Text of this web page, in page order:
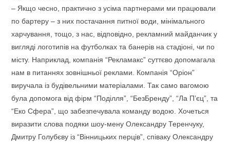
– Якщо чесно, практично з усіма партнерами ми працювали
по бартеру – з них постачання питної води, мінімального
харчування, тощо, з нас, відповідно, рекламний майданчик у
вигляді логотипів на футболках та банерів на стадіоні, чи по
місту. Наприклад, компанія “Рекламакс” суттєво допомагала
нам в питаннях зовнішньої реклами. Компанія “Оріон”
виручала із будівельними матеріалами. Так само вагомою
була допомога від фірм “Поділля”, “БезБренду”, “Ла П’єц”, та
“Еко Сфера”, що забезпечувала команду водою. Хочеться
виразити слова подяки шоу-мену Олександру Теренчуку,
Дмитру Голубєву із “Вінницьких перців”, співаку Олександру